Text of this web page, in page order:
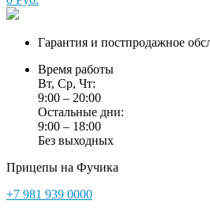
Гарантия и постпродажное
Время работы
Вт, Ср, Чт:
9:00 – 20:00
Остальные дни:
9:00 – 18:00
Без выходных
Прицепы на Фучика
+7 981 939 0000